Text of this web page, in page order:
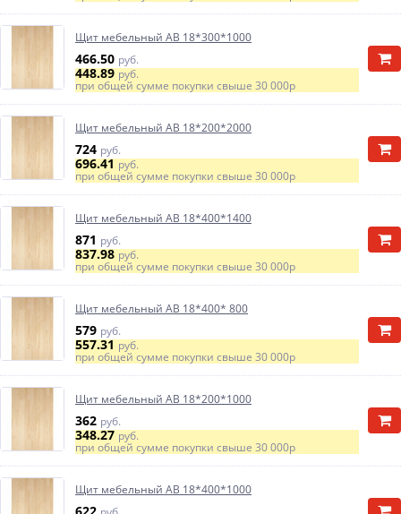
Щит мебельный АВ 18*300*1000
466.50 руб.
448.89руб.
при общей сумме покупки свыше 30 000р
Щит мебельный АВ 18*200*2000
724 руб.
696.41руб.
при общей сумме покупки свыше 30 000р
Щит мебельный АВ 18*400*1400
871 руб.
837.98руб.
при общей сумме покупки свыше 30 000р
Щит мебельный АВ 18*400* 800
579 руб.
557.31руб.
при общей сумме покупки свыше 30 000р
Щит мебельный АВ 18*200*1000
362 руб.
348.27руб.
при общей сумме покупки свыше 30 000р
Щит мебельный АВ 18*400*1000